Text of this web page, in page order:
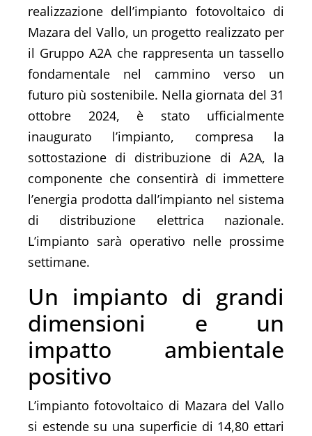
realizzazione dell’impianto fotovoltaico di
Mazara del Vallo, un progetto realizzato per
il Gruppo A2A che rappresenta un tassello
fondamentale nel cammino verso un
futuro più sostenibile. Nella giornata del 31
ottobre 2024, è stato ufficialmente
inaugurato l’impianto, compresa la
sottostazione di distribuzione di A2A, la
componente che consentirà di immettere
l’energia prodotta dall’impianto nel sistema
di distribuzione elettrica nazionale.
L’impianto sarà operativo nelle prossime
settimane.
Un impianto di grandi
dimensioni e un
impatto ambientale
positivo
L’impianto fotovoltaico di Mazara del Vallo
si estende su una superficie di 14,80 ettari